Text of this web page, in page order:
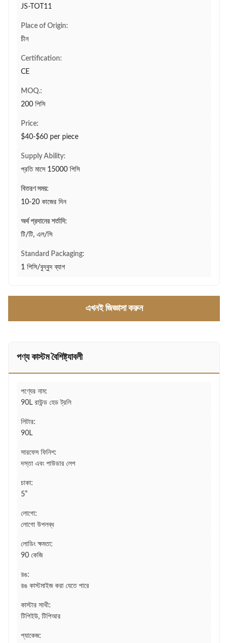
JS-TOT11
Place of Origin:
চীন
Certification:
CE
MOQ.:
200 পিসি
Price:
$40-$60 per piece
Supply Ability:
প্রতি মাসে 15000 পিসি
বিতরণ সময়:
10-20 কাজের দিন
অর্থ প্রদানের শর্তাদি:
টি/টি, এল/সি
Standard Packaging:
1 পিসি/বুদ্বুদ ব্যাগ
এখনই জিজ্ঞাসা করুন
পণ্য কাস্টম বৈশিষ্ট্যাবলী
পণ্যের নাম:
90L রাউন্ড হেড ট্রলি
লিটার:
90L
সারফেস ফিনিশ:
দস্তা এবং পাউডার লেপ
চাকা:
5”
লোগো:
লোগো উপলব্ধ
লোডিং ক্ষমতা:
90 কেজি
রঙ:
রঙ কাস্টমাইজ করা যেতে পারে
কাস্টার সাথী:
টিপিইউ, টিপিআর
প্যাকেজ: